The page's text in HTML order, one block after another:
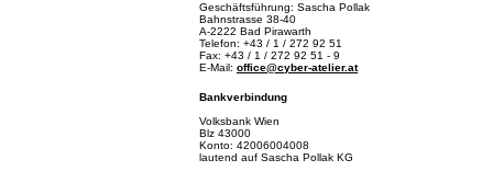
Geschäftsführung: Sascha Pollak
Bahnstrasse 38-40
A-2222 Bad Pirawarth
Telefon: +43 / 1 / 272 92 51
Fax: +43 / 1 / 272 92 51 - 9
E-Mail: office@cyber-atelier.at
Bankverbindung
Volksbank Wien
Blz 43000
Konto: 42006004008
lautend auf Sascha Pollak KG